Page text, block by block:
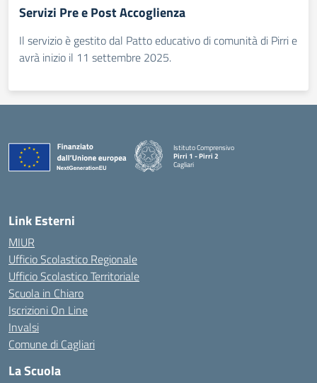
Servizi Pre e Post Accoglienza
Il servizio è gestito dal Patto educativo di comunità di Pirri e
avrà inizio il 11 settembre 2025.
Istituto Comprensivo
Pirri 1 - Pirri 2
Cagliari
— Visita la pagina iniziale della scuola
Link Esterni
MIUR
Ufficio Scolastico Regionale
Ufficio Scolastico Territoriale
Scuola in Chiaro
Iscrizioni On Line
Invalsi
Comune di Cagliari
La Scuola